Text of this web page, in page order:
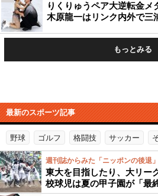
りくりゅうペア大逆転金メ
木原龍一はリンク内外で三
もっとみる
最新のスポーツ記事
野球 ゴルフ 格闘技 サッカー
週刊誌からみた「ニッポンの後退」
東大を目指したり、大リ
校球児は夏の甲子園が「最